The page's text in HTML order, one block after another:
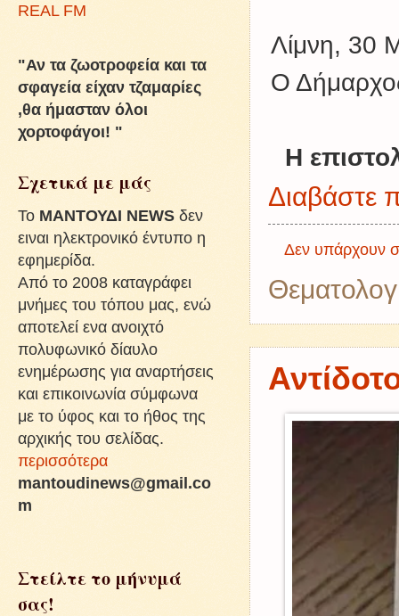
Λίμνη, 30
Ο
H
Διαβάστε
Δεν υπάρχουν
REAL FM
"Αν τα ζωοτροφεία και τα
σφαγεία είχαν τζαμαρίες
,θα ήμασταν όλοι
χορτοφάγοι! "
Σχετικά με μάς
To ΜΑΝΤΟΥΔΙ NEWS δεν
ειναι ηλεκτρονικό έντυπο η
εφημερίδα.
Από το 2008 καταγράφει
μνήμες του τόπου μας, ενώ
αποτελεί ενα ανοιχτό
πολυφωνικό δίαυλο
ενημέρωσης για αναρτήσεις
και επικοινωνία σύμφωνα
με το ύφος και το ήθος της
αρχικής του σελίδας.
περισσότερα
mantoudinews@gmail.co
m
Στείλτε το μήνυμά
σας!